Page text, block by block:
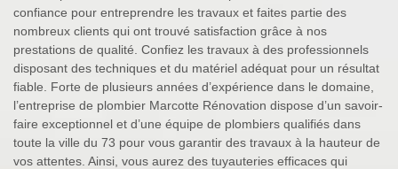
confiance pour entreprendre les travaux et faites partie des
nombreux clients qui ont trouvé satisfaction grâce à nos
prestations de qualité. Confiez les travaux à des professionnels
disposant des techniques et du matériel adéquat pour un résultat
fiable. Forte de plusieurs années d’expérience dans le domaine,
l’entreprise de plombier Marcotte Rénovation dispose d’un savoir-
faire exceptionnel et d’une équipe de plombiers qualifiés dans
toute la ville du 73 pour vous garantir des travaux à la hauteur de
vos attentes. Ainsi, vous aurez des tuyauteries efficaces qui